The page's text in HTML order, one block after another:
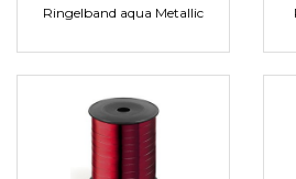
Ringelband aqua Metallic